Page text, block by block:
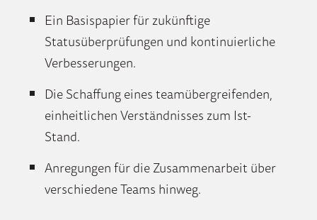
Ein Basispapier für zukünftige
Statusüberprüfungen und kontinuierliche
Verbesserungen.
Die Schaffung eines teamübergreifenden,
einheitlichen Verständnisses zum Ist-
Stand.
Anregungen für die Zusammenarbeit über
verschiedene Teams hinweg.